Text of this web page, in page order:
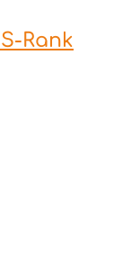
Rank